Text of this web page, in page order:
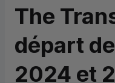
The
départ
2024 et